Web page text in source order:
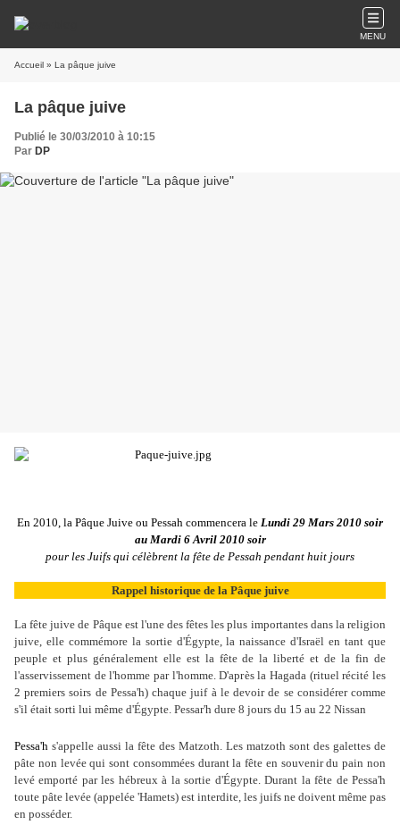
MENU
Accueil » La pâque juive
La pâque juive
Publié le 30/03/2010 à 10:15
Par DP
En 2010, la Pâque Juive ou Pessah commencera le Lundi 29 Mars 2010 soir
au Mardi 6 Avril 2010 soir
pour les Juifs qui célèbrent la fête de Pessah pendant huit jours
Rappel historique de la Pâque juive
Lafête juive de Pâqueest l'une des fêtes les plus importantes dans lareligion
juive, elle commémore la sortie d'Égypte, la naissance d'Israël en tant que
peuple et plus généralement elle est la fête de la liberté et de la fin de
l'asservissement de l'homme par l'homme. D'après la Hagada (rituel récité les
2 premiers soirs de Pessa'h) chaque juif à le devoir de se considérer comme
s'il était sorti lui même d'Égypte. Pessar'h dure 8 jours du 15 au 22 Nissan
Pessa'h s'appelle aussi la fête des Matzoth. Les matzoth sont des galettes de
pâte non levée qui sont consommées durant la fête en souvenir du pain non
levé emporté par les hébreux à lasortie d'Égypte. Durant la fête dePessa'h
toute pâte levée (appelée 'Hamets) est interdite, les juifs ne doivent même pas
en posséder.